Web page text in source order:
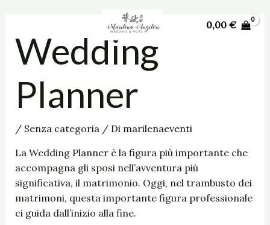
contenuto
Menu
0,00 €
Wedding
Planner
/ Senza categoria/ Di marilenaeventi
La Wedding Planner è la figura più importante che
accompagna gli sposi nell’avventura più
significativa, il matrimonio. Oggi, nel trambusto dei
matrimoni, questa importante figura professionale
ci guida dall’inizio alla fine.